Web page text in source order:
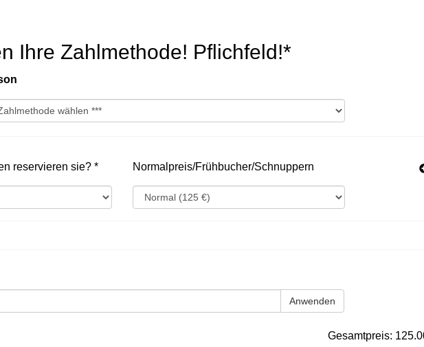
Ihre Zahlmethode! Pflichfeld!*
reservieren sie? * Normalpreis/Frühbucher/Schnuppern
Anwenden
Gesamtpreis: